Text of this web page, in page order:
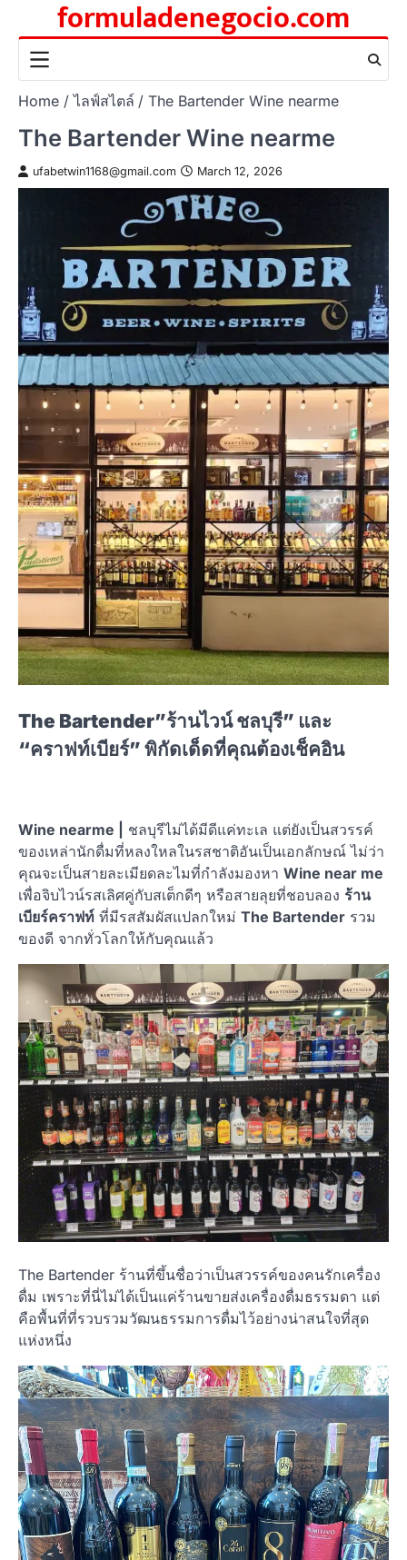
content
formuladenegocio.com
Home ไลฟ์สไตล์ The Bartender Wine nearme
The Bartender Wine nearme
ufabetwin1168@gmail.com March 12, 2026
The Bartender”ร้านไวน์ ชลบุรี” และ
“คราฟท์เบียร์” พิกัดเด็ดที่คุณต้องเช็คอิน
Wine nearme |
ชลบุรีไม่ได้มีดีแค่ทะเล แต่ยังเป็นสวรรค์
ของเหล่านักดื่มที่หลงใหลในรสชาติอันเป็นเอกลักษณ์ ไม่ว่า
คุณจะเป็นสายละเมียดละไมที่กำลังมองหา Wine near me
เพื่อจิบไวน์รสเลิศคู่กับสเต็กดีๆ หรือสายลุยที่ชอบลอง ร้าน
เบียร์คราฟท์ ที่มีรสสัมผัสแปลกใหม่ The Bartender รวม
ของดี จากทั่วโลกให้กับคุณแล้ว
The Bartender ร้านที่ขึ้นชื่อว่าเป็นสวรรค์ของคนรักเครื่อง
ดื่ม เพราะที่นี่ไม่ได้เป็นแค่ร้านขายส่งเครื่องดื่มธรรมดา แต่
คือพื้นที่ที่รวบรวมวัฒนธรรมการดื่มไว้อย่างน่าสนใจที่สุด
แห่งหนึ่ง